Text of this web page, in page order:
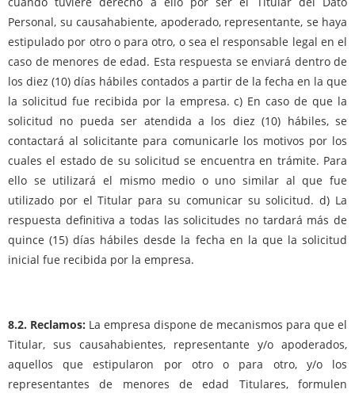
Personal, su causahabiente, apoderado, representante, se haya
estipulado por otro o para otro, o sea el responsable legal en el
caso de menores de edad. Esta respuesta se enviará dentro de
los diez (10) días hábiles contados a partir de la fecha en la que
la solicitud fue recibida por la empresa. c) En caso de que la
solicitud no pueda ser atendida a los diez (10) hábiles, se
contactará al solicitante para comunicarle los motivos por los
cuales el estado de su solicitud se encuentra en trámite. Para
ello se utilizará el mismo medio o uno similar al que fue
utilizado por el Titular para su comunicar su solicitud. d) La
respuesta definitiva a todas las solicitudes no tardará más de
quince (15) días hábiles desde la fecha en la que la solicitud
inicial fue recibida por la empresa.
8.2. Reclamos: La empresa dispone de mecanismos para que el
Titular, sus causahabientes, representante y/o apoderados,
aquellos que estipularon por otro o para otro, y/o los
representantes de menores de edad Titulares, formulen